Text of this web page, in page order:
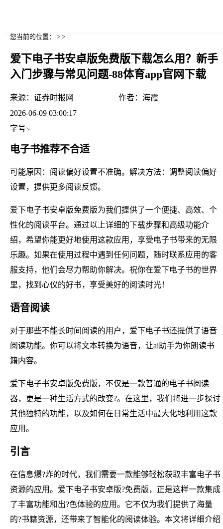
您当前的位置： > >
爱下电子书安卓版免费版下载怎么用？新手
入门步骤与常见问题-88体育app官网下载
来源： 证券时报网 作者： 海霞
2026-06-09 03:00:17
字号
电子书推荐不合适
可能原因：阅读偏好设置不准确。解决方法：调整阅读偏好
设置，提供更多阅读反馈。
爱下电子书安卓版免费版为我们提供了一个便捷、高效、个
性化的阅读平台。通过以上详细的下载步骤和高级功能介
绍，希望你能更好地使用这款应用，享受电子书带来的无限
乐趣。如果在使用过程中遇到任何问题，随时联系应用的客
服支持，他们会尽力帮助你解决。祝你在爱下电子书的世界
里，找到心仪的好书，享受美好的阅读时光！
语音阅读
对于那些不能长时间阅读的用户，爱下电子书还提供了语音
阅读功能。你可以将文本转换为语音，让ai助手为你朗读书
籍内容。
爱下电子书安卓版免费版，不仅是一款普通的电子书阅读
器，更是一种生活方式的改变?。在这里，我们将进一步探讨
其他独特的功能，以及如何在日常生活中最大化地利用这款
应用。
引言
在信息爆?炸的时代，我们需要一款能够轻松获取丰富电子书
资源的应用。爱下电子书安卓版?免费版，正是这样一款集成
了丰富功能和出?色体验的应用。它不仅为我们提供了海量
的?书籍资源，还带来了智能化的阅读体验。本文将详细介绍